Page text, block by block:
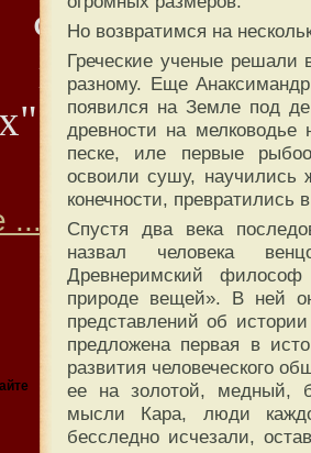
Фив" и
на
...
Но возвратимся на
Греческие ученые
разному. Еще
появился на Земле под
древности на мелководье
песке, иле первые
освоили сушу, научились
конечности, превратились
Спустя два века
назвал человека
Древнеримский
природе вещей». В ней
представлений об
предложена первая в
развития человеческого
ее на золотой, медный,
мысли Кара, люди
бесследно исчезали,